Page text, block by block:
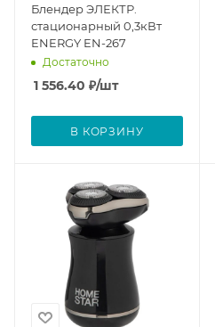
Блендер ЭЛЕКТР.
стационарный 0,3кВт
ENERGY EN-267
Достаточно
1 556.40 ₽/шт
В КОРЗИНУ